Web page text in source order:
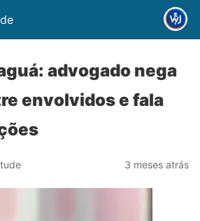
advogado nega
envolvidos e fala
3 meses atrás